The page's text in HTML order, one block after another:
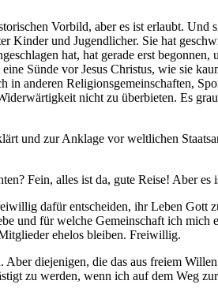
Vorbild, aber es ist erlaubt. Und
Kinder und Jugendlicher. Sie hat
hat, hat gerade erst begonnen,
Sünde vor Jesus Christus, wie sie
anderen Religionsgemeinschaften,
nicht zu überbieten. Es
und zur Anklage vor weltlichen
Fein, alles ist da, gute Reise! Aber es
dafür entscheiden, ihr Leben Gott
und für welche Gemeinschaft ich mich
ehelos bleiben. Freiwillig.
diejenigen, die das aus freiem
zu werden, wenn ich auf dem Weg